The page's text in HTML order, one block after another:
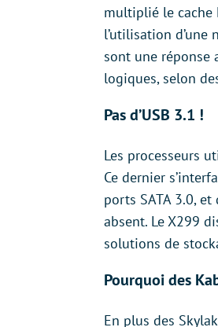
multiplié le cache
l’utilisation
sont une réponse
logiques, selon
Pas d’USB 3.1 !
Les processeurs
Ce dernier
ports SATA 3.0,
absent. Le X299
solutions de
Pourquoi des
En plus des